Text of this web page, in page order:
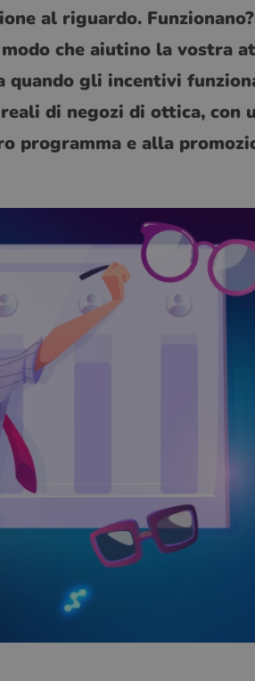
al riguardo.
che aiutino la vostra
gli incentivi
di negozi di ottica, con
e alla